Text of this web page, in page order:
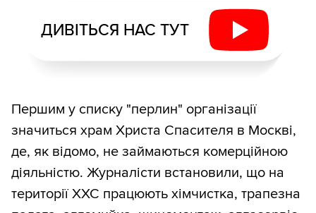
ДИВІТЬСЯ НАС ТУТ
Першим у списку "перлин" організації
значиться храм Христа Спасителя в Москві,
де, як відомо, не займаються комерційною
діяльністю. Журналісти встановили, що на
території ХХС працюють хімчистка, трапезна